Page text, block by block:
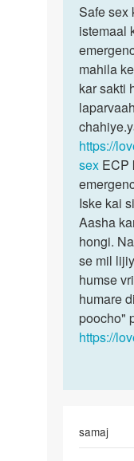
to
Meri
biwi
ko
kit
by
raju
hai
Safe
sex
ke
liye
condom
ka
Safe sex
istemaal
mahila
kar sakti
https://
sex ECP
Iske kai
Aasha
hongi.
se mil
humse
humare
poocho"
https://
samaj